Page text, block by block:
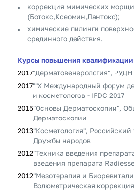
коррекция мимических
(Ботокс,Ксеомин,Лантокс);
химические пилинги
срединного действия.
Курсы повышения квалификации
2017"Дерматовенерология", РУДН
2017""X Международный форум
и косметологов - IFDC 2017
2015"Основы Дерматоскопии",
Дерматоскопии
2013"Косметология", Российский
Дружбы народов
2012"Техника введения
введения препарата
2012"Мезотерапия и
Волюметрическая